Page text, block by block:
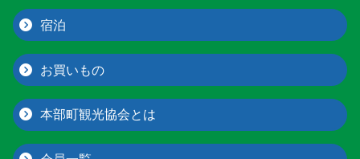
宿泊
お買いもの
本部町観光協会とは